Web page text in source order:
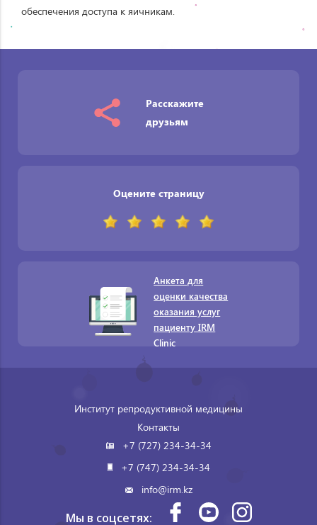
обеспечения доступа к яичникам.
Расскажите
друзьям
Оцените страницу
Анкета для
оценки качества
оказания услуг
пациенту IRM
Clinic
Институт репродуктивной медицины
Контакты
+7 (727) 234-34-34
+7 (747) 234-34-34
info@irm.kz
Мы в соцсетях: